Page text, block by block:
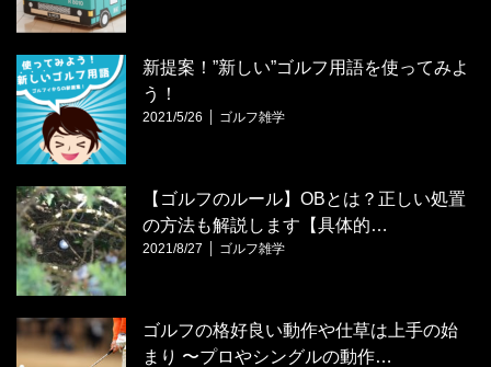
新提案！”新しい”ゴルフ用語を使ってみよ
う！
2021/5/26 ゴルフ雑学
【ゴルフのルール】OBとは？正しい処置
の方法も解説します【具体的…
2021/8/27 ゴルフ雑学
ゴルフの格好良い動作や仕草は上手の始
まり 〜プロやシングルの動作…